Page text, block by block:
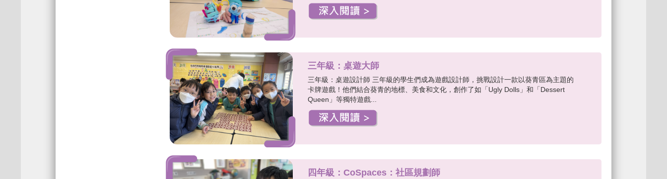
三年級：桌遊大師
三年級：桌遊設計師 三年級的學生們成為遊戲設計師，挑戰設計一款以葵青區為主題的
卡牌遊戲！他們結合葵青的地標、美食和文化，創作了如「Ugly Dolls」和「Dessert
Queen」等獨特遊戲...
四年級：CoSpaces：社區規劃師